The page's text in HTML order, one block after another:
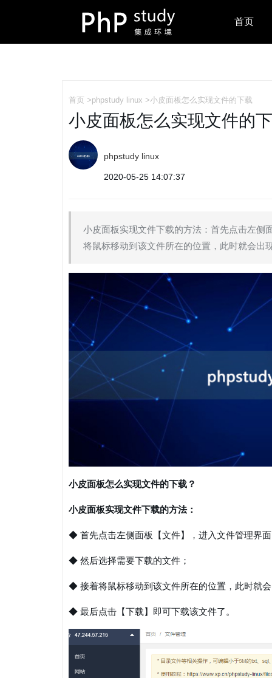
首页
首页 >phpstudy linux >小皮面板怎么实现文件的下载
小皮面板怎么实现文件的
phpstudy linux
2020-05-25 14:07:37
小皮面板实现文件下载的方法：首先点击左侧
将鼠标移动到该文件所在的位置，此时就会出
小皮面板怎么实现文件的下载？
小皮面板实现文件下载的方法：
◆ 首先点击左侧面板【文件】，进入文件管理界
◆ 然后选择需要下载的文件；
◆ 接着将鼠标移动到该文件所在的位置，此时就
◆ 最后点击【下载】即可下载该文件了。